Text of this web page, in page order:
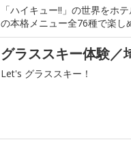
「ハイキュー!!」の世界をホ
の本格メニュー全76種で楽し
グラススキー体験／
Let's グラススキー！